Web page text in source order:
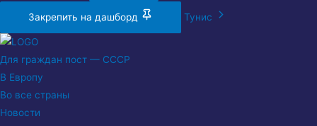
Закрепить на дашборд Тунис
Для граждан пост — СССР
В Европу
Во все страны
Новости